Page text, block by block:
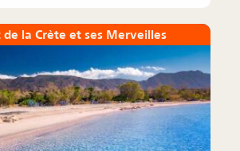
de la Crète et ses Merveilles